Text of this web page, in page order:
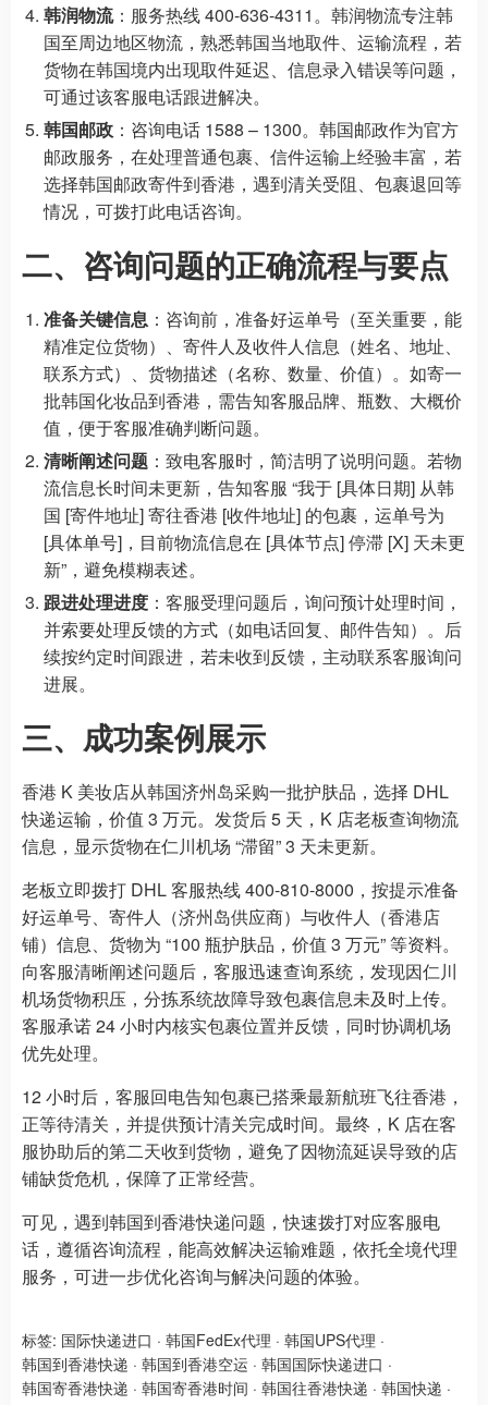
韩润物流：服务热线 400-636-4311。韩润物流专注韩
国至周边地区物流，熟悉韩国当地取件、运输流程，若
货物在韩国境内出现取件延迟、信息录入错误等问题，
可通过该客服电话跟进解决。
韩国邮政 ：咨询电话 1588 – 1300。韩国邮政作为官方
邮政服务，在处理普通包裹、信件运输上经验丰富，若
选择韩国邮政寄件到香港，遇到清关受阻、包裹退回等
情况，可拨打此电话咨询。
二、咨询问题的正确流程与要点
准备关键信息 ：咨询前，准备好运单号（至关重要，能
精准定位货物）、寄件人及收件人信息（姓名、地址、
联系方式）、货物描述（名称、数量、价值）。如寄一
批韩国化妆品到香港，需告知客服品牌、瓶数、大概价
值，便于客服准确判断问题。
清晰阐述问题 ：致电客服时，简洁明了说明问题。若物
流信息长时间未更新，告知客服 “我于 [具体日期] 从韩
国 [寄件地址] 寄往香港 [收件地址] 的包裹，运单号为
[具体单号]，目前物流信息在 [具体节点] 停滞 [X] 天未更
新”，避免模糊表述。
跟进处理进度 ：客服受理问题后，询问预计处理时间，
并索要处理反馈的方式（如电话回复、邮件告知）。后
续按约定时间跟进，若未收到反馈，主动联系客服询问
进展。
三、成功案例展示
香港 K 美妆店从韩国济州岛采购一批护肤品，选择 DHL
快递运输，价值 3 万元。发货后 5 天，K 店老板查询物流
信息，显示货物在仁川机场 “滞留” 3 天未更新。
老板立即拨打 DHL 客服热线 400-810-8000，按提示准备
好运单号、寄件人（济州岛供应商）与收件人（香港店
铺）信息、货物为 “100 瓶护肤品，价值 3 万元” 等资料。
向客服清晰阐述问题后，客服迅速查询系统，发现因仁川
机场货物积压，分拣系统故障导致包裹信息未及时上传。
客服承诺 24 小时内核实包裹位置并反馈，同时协调机场
优先处理。
12 小时后，客服回电告知包裹已搭乘最新航班飞往香港，
正等待清关，并提供预计清关完成时间。最终，K 店在客
服协助后的第二天收到货物，避免了因物流延误导致的店
铺缺货危机，保障了正常经营。
可见，遇到韩国到香港快递问题，快速拨打对应客服电
话，遵循咨询流程，能高效解决运输难题，依托全境代理
服务，可进一步优化咨询与解决问题的体验。
标签: 国际快递进口 · 韩国FedEx代理 · 韩国UPS代理 ·
韩国到香港快递 · 韩国到香港空运 · 韩国国际快递进口 ·
韩国寄香港快递 · 韩国寄香港时间 · 韩国往香港快递 · 韩国快递 ·